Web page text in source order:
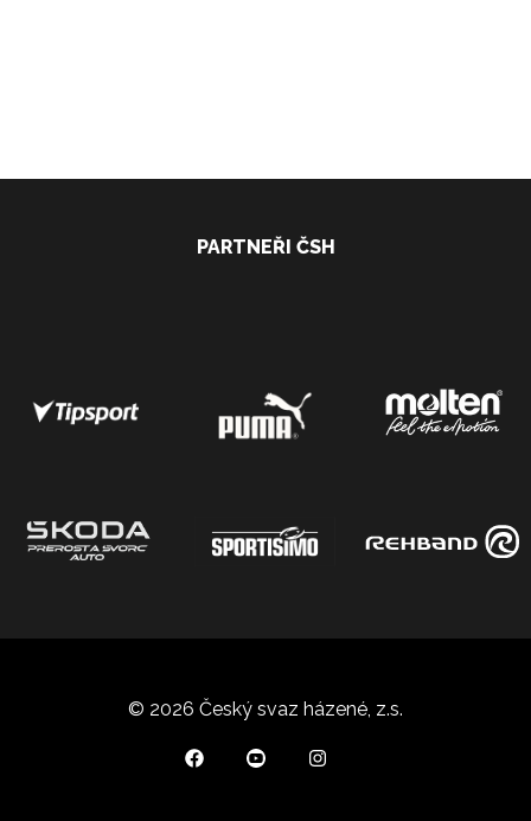
PARTNEŘI ČSH
© 2026 Český svaz házené, z.s.